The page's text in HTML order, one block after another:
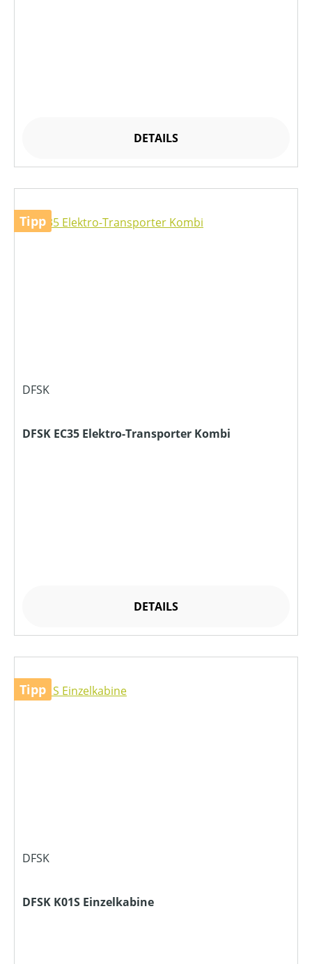
DETAILS
Tipp
DFSK
DFSK EC35 Elektro-Transporter Kombi
DETAILS
Tipp
DFSK
DFSK K01S Einzelkabine